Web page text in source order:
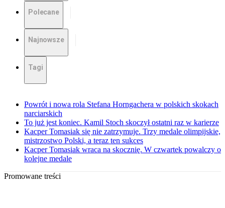
Polecane
Najnowsze
Tagi
Powrót i nowa rola Stefana Horngachera w polskich skokach
narciarskich
To już jest koniec. Kamil Stoch skoczył ostatni raz w karierze
Kacper Tomasiak się nie zatrzymuje. Trzy medale olimpijskie,
mistrzostwo Polski, a teraz ten sukces
Kacper Tomasiak wraca na skocznię. W czwartek powalczy o
kolejne medale
Promowane treści